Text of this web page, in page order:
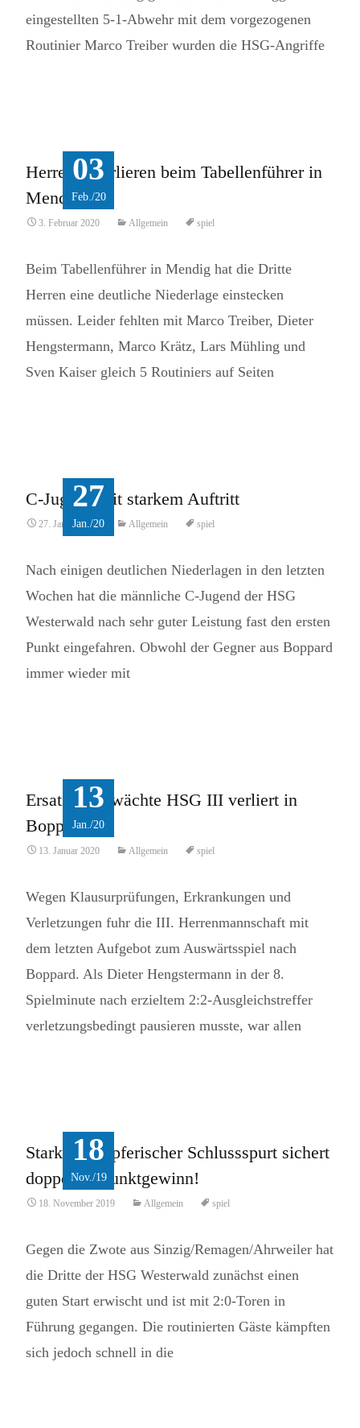
eingestellten 5-1-Abwehr mit dem vorgezogenen
Routinier Marco Treiber wurden die HSG-Angriffe
03
Feb./20
Herren 3 verlieren beim Tabellenführer in
Mendig
3. Februar 2020 Allgemein spiel
Beim Tabellenführer in Mendig hat die Dritte
Herren eine deutliche Niederlage einstecken
müssen. Leider fehlten mit Marco Treiber, Dieter
Hengstermann, Marco Krätz, Lars Mühling und
Sven Kaiser gleich 5 Routiniers auf Seiten
27
Jan./20
C-Jugend mit starkem Auftritt
27. Januar 2020 Allgemein spiel
Nach einigen deutlichen Niederlagen in den letzten
Wochen hat die männliche C-Jugend der HSG
Westerwald nach sehr guter Leistung fast den ersten
Punkt eingefahren. Obwohl der Gegner aus Boppard
immer wieder mit
13
Jan./20
Ersatzgeschwächte HSG III verliert in
Boppard
13. Januar 2020 Allgemein spiel
Wegen Klausurprüfungen, Erkrankungen und
Verletzungen fuhr die III. Herrenmannschaft mit
dem letzten Aufgebot zum Auswärtsspiel nach
Boppard. Als Dieter Hengstermann in der 8.
Spielminute nach erzieltem 2:2-Ausgleichstreffer
verletzungsbedingt pausieren musste, war allen
18
Nov./19
Starker kämpferischer Schlussspurt sichert
doppelten Punktgewinn!
18. November 2019 Allgemein spiel
Gegen die Zwote aus Sinzig/Remagen/Ahrweiler hat
die Dritte der HSG Westerwald zunächst einen
guten Start erwischt und ist mit 2:0-Toren in
Führung gegangen. Die routinierten Gäste kämpften
sich jedoch schnell in die